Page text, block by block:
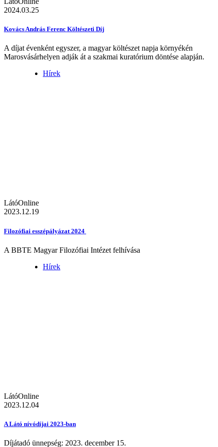
2024.03.25
Kovács András Ferenc Költészeti Díj
A díjat évenként egyszer, a magyar költészet napja környékén
Marosvásárhelyen adják át a szakmai kuratórium döntése alapján.
Hírek
LátóOnline
2023.12.19
Filozófiai esszépályázat 2024
A BBTE Magyar Filozófiai Intézet felhívása
Hírek
LátóOnline
2023.12.04
A Látó nívódíjai 2023-ban
Díjátadó ünnepség: 2023. december 15.